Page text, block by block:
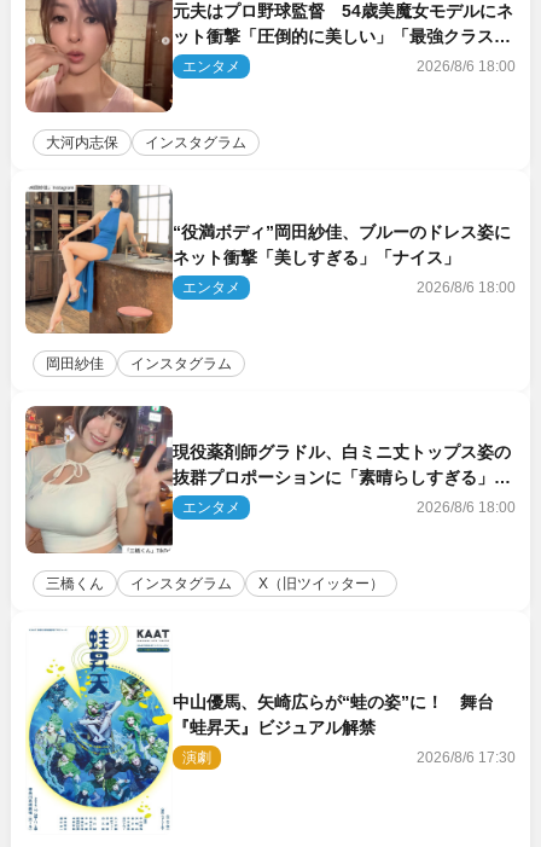
元夫はプロ野球監督 54歳美魔女モデルにネ
ット衝撃「圧倒的に美しい」「最強クラス」
「うっとり」
エンタメ 2026/8/6 18:00
大河内志保 インスタグラム
“役満ボディ”岡田紗佳、ブルーのドレス姿に
ネット衝撃「美しすぎる」「ナイス」
エンタメ 2026/8/6 18:00
岡田紗佳 インスタグラム
現役薬剤師グラドル、白ミニ丈トップス姿の
抜群プロポーションに「素晴らしすぎる」
「すっっっご！」とネット絶賛
エンタメ 2026/8/6 18:00
三橋くん インスタグラム X（旧ツイッター）
中山優馬、矢崎広らが“蛙の姿”に！ 舞台
『蛙昇天』ビジュアル解禁
演劇 2026/8/6 17:30